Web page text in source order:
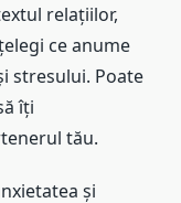
relațiilor,
ce anume
stresului. Poate
îți
tău.
și